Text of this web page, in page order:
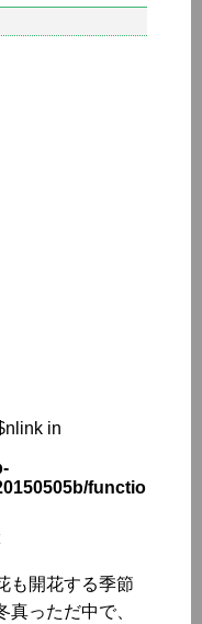
in
functio
も開花する季節
っただ中で、